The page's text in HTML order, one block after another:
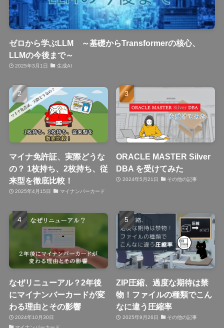
ゼロから学ぶLLM ～基礎からTransformerの核心、
LLMの今後まで～
2025年3月1日 生成AI
マイナ免許証、実際どうな
の？ 1枚持ち、2枚持ち、従
来型を徹底比較！
2025年4月15日 マイナンバーカード
ORACLE MASTER Silver
DBA を受けてみた
2024年5月21日 その他の記事
なぜリニューアル？2年後
にマイナンバーカードが変
わる理由とその影響
2024年10月30日
ZIP圧縮、過度な期待は禁
物！ファイルの種類でこん
なに違う圧縮率
2025年9月26日 その他の記事